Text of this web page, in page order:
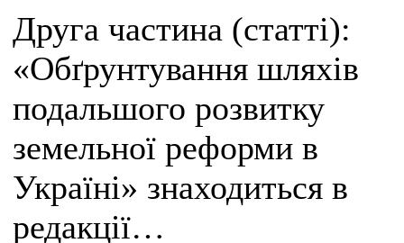
Друга частина (статті):
«Обґрунтування шляхів
подальшого розвитку
земельної реформи в
Україні» знаходиться в
редакції…